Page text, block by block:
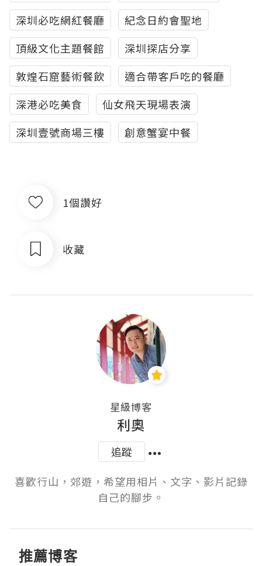
深圳必吃網紅餐廳
紀念日約會聖地
頂級文化主題餐館
深圳探店分享
敦煌石窟藝術餐飲
適合帶客戶吃的餐廳
深港必吃美食
仙女飛天現場表演
深圳壹號商場三樓
創意蟹宴中餐
1個讚好
收藏
星級博客
利奧
追蹤
喜歡行山，郊遊，希望用相片、文字、影片記錄
自己的腳步。
推薦博客